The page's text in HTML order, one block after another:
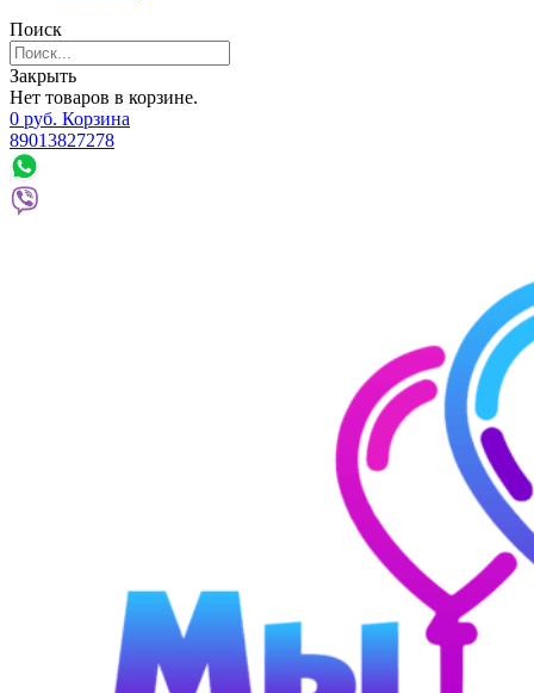
Поиск
Закрыть
Нет товаров в корзине.
0 руб. Корзина
89013827278